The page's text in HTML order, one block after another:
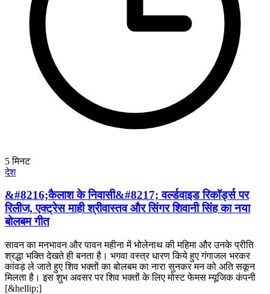
5मिनट
देश
&#8216;कैलाश के निवासी&#8217; वर्ल्डवाइड रिकॉर्ड्स पर
रिलीज, एक्ट्रेस माही श्रीवास्तव और सिंगर शिवानी सिंह का नया
बोलबम गीत
सावन का मनभावन और पावन महीना में भोलेनाथ की महिमा और उनके प्रीति
श्रद्धा भक्ति देखते ही बनता है। भगवा वस्त्र धारण किये हुए गंगाजल भरकर
कांवड़ ले जाते हुए शिव भक्तों का बोलबम का नारा सुनकर मन को अति सकून
मिलता है। इस शुभ अवसर पर शिव भक्तों के लिए मोस्ट फेमस म्यूजिक कंपनी
[&hellip;]